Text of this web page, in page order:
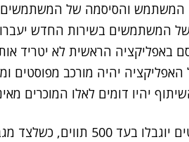
והסיסמה של המשתמשים
המשתמשים בשירות החדש
באפליקציה הראשית לא יטריד
יהיה מורכב מפוסטים
יהיו דומים לאלו המוכרים
עיקר הדימיון לטוויטר יהיה עם זאת בכך